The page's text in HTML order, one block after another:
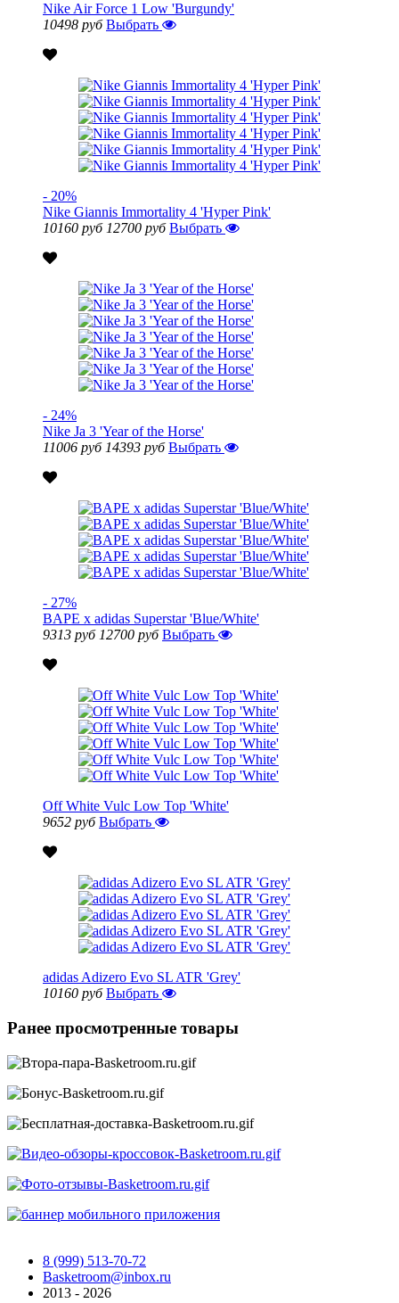
Nike Air Force 1 Low 'Burgundy'
10498 руб Выбрать
- 20%
Nike Giannis Immortality 4 'Hyper Pink'
10160 руб 12700 руб Выбрать
- 24%
Nike Ja 3 'Year of the Horse'
11006 руб 14393 руб Выбрать
- 27%
BAPE x adidas Superstar 'Blue/White'
9313 руб 12700 руб Выбрать
Off White Vulc Low Top 'White'
9652 руб Выбрать
adidas Adizero Evo SL ATR 'Grey'
10160 руб Выбрать
Ранее просмотренные товары
8 (999) 513-70-72
Basketroom@inbox.ru
2013 - 2026